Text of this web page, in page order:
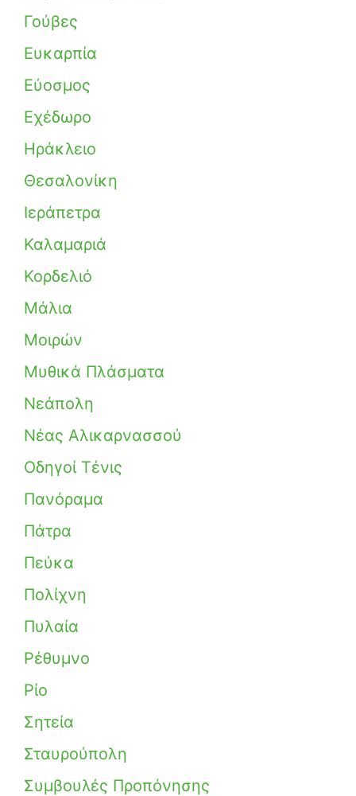
Γούβες
Ευκαρπία
Εύοσμος
Εχέδωρο
Ηράκλειο
Θεσαλονίκη
Ιεράπετρα
Καλαμαριά
Κορδελιό
Μάλια
Μοιρών
Μυθικά Πλάσματα
Νεάπολη
Νέας Αλικαρνασσού
Οδηγοί Τένις
Πανόραμα
Πάτρα
Πεύκα
Πολίχνη
Πυλαία
Ρέθυμνο
Ρίο
Σητεία
Σταυρούπολη
Συμβουλές Προπόνησης